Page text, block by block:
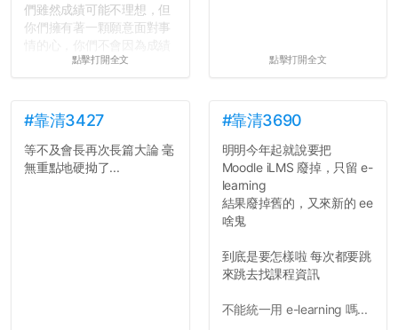
們雖然成績可能不理想，但
你們擁有著一顆願意面對事
壓力而選擇逃避(作弊)，在
績無法體現你們的努力，但
往後你們正直的態度一定會
讓你們在社會上適應得更
好。最後，那些作弊的同
點擊打開全文 點擊打開全文
#靠清3427
等不及會長再次長篇大論 毫
無重點地硬拗了...
#靠清3690
明明今年起就說要把
Moodle iLMS 廢掉，只留 e-
learning
結果廢掉舊的，又來新的 ee
啥鬼
到底是要怎樣啦 每次都要跳
來跳去找課程資訊
不能統一用 e-learning 嗎...